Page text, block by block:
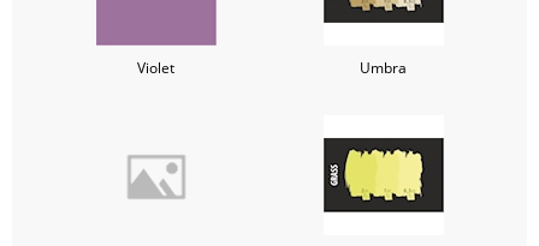
Violet Umbra